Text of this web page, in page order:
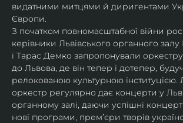
видатними митцями й диригентами
Європи.
З початком повномасштабної війни
керівники Львівського органного залу
і Тарас Демко запропонували
до Львова, де він тепер і дотепер,
релокованою культурною інституцією.
оркестр регулярно дає концерти у
органному залі, даючи успішні
нові програми, прем’єри творів